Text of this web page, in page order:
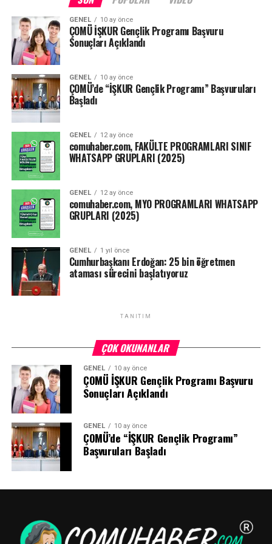
projeler, Öğrenme Yönetim Sistemi (ÖYS) etkinlikleri, ÖYS
kullanım analitikleri ve benzeri uygulamaların
kullanılabilmesine,
Yarıyıl sonu, tek ders, tez izleme, yeterlilik sınavı gibi
sınavların ise ne zaman ve nasıl yapılacağının
yükseköğretim kurumlarının yetkili kurulları tarafından
belirlenmesine karar verilmiştir.”
Kaynak: ensonhaber.com
Facebook
Mastodon
EmailShare
GENEL 10 ay önce
ÇOMÜ İŞKUR Gençlik Programı Başvuru
Sonuçları Açıklandı
GENEL 10 ay önce
ÇOMÜ’de “İŞKUR Gençlik Programı” Başvuruları
Başladı
GENEL 12 ay önce
comuhaber.com, FAKÜLTE PROGRAMLARI SINIF
WHATSAPP GRUPLARI (2025)
GENEL 12 ay önce
comuhaber.com, MYO PROGRAMLARI WHATSAPP
GRUPLARI (2025)
GENEL 1 yıl önce
Cumhurbaşkanı Erdoğan: 25 bin öğretmen
ataması sürecini başlatıyoruz
TANITIM
ÇOK OKUNANLAR
GENEL 10 ay önce
ÇOMÜ İŞKUR Gençlik Programı Başvuru
Sonuçları Açıklandı
GENEL 10 ay önce
ÇOMÜ’de “İŞKUR Gençlik Programı”
Başvuruları Başladı